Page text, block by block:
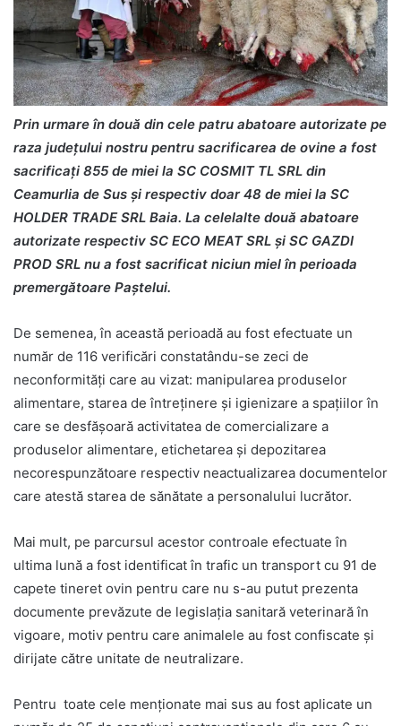
Prin urmare în două din cele patru abatoare autorizate pe
raza județului nostru pentru sacrificarea de ovine a fost
sacrificați 855 de miei la SC COSMIT TL SRL din
Ceamurlia de Sus și respectiv doar 48 de miei la SC
HOLDER TRADE SRL Baia. La celelalte două abatoare
autorizate respectiv SC ECO MEAT SRL și SC GAZDI
PROD SRL nu a fost sacrificat niciun miel în perioada
premergătoare Paștelui.
De semenea, în această perioadă au fost efectuate un
număr de 116 verificări constatându-se zeci de
neconformități care au vizat: manipularea produselor
alimentare, starea de întreținere și igienizare a spațiilor în
care se desfășoară activitatea de comercializare a
produselor alimentare, etichetarea și depozitarea
necorespunzătoare respectiv neactualizarea documentelor
care atestă starea de sănătate a personalului lucrător.
Mai mult, pe parcursul acestor controale efectuate în
ultima lună a fost identificat în trafic un transport cu 91 de
capete tineret ovin pentru care nu s-au putut prezenta
documente prevăzute de legislația sanitară veterinară în
vigoare, motiv pentru care animalele au fost confiscate și
dirijate către unitate de neutralizare.
Pentru toate cele menționate mai sus au fost aplicate un